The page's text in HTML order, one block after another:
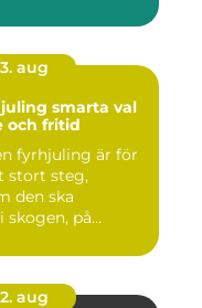
aug
val
och fritid
fyrhjuling är för
stort steg,
den ska
skogen, på
aug